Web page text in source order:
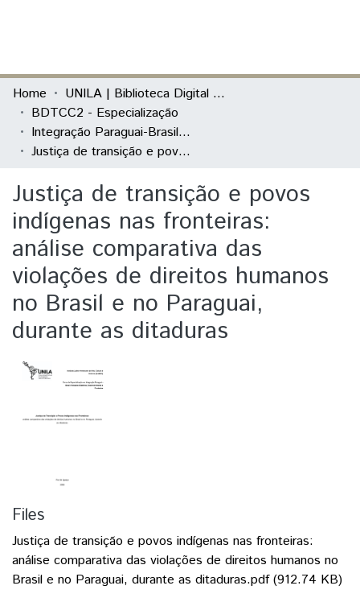
Communities & Collections
All of DSpace
Statistics
Home
UNILA | Biblioteca Digital de Trabalhos de Conclusão de Curso
BDTCC2 - Especialização
Integração Paraguai-Brasil: Relações Bilaterais, Desenvolvimento e Fronteiras
Justiça de transição e povos indígenas nas fronteiras: análise comparativa das violações de direitos humanos no Brasil e no Paraguai, durante as ditaduras
Justiça de transição e povos
indígenas nas fronteiras:
análise comparativa das
violações de direitos humanos
no Brasil e no Paraguai,
durante as ditaduras
Files
Justiça de transição e povos indígenas nas fronteiras:
análise comparativa das violações de direitos humanos no
Brasil e no Paraguai, durante as ditaduras.pdf(912.74 KB)